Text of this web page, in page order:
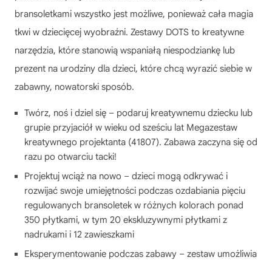
bransoletkami wszystko jest możliwe, ponieważ cała magia
tkwi w dziecięcej wyobraźni. Zestawy DOTS to kreatywne
narzędzia, które stanowią wspaniałą niespodziankę lub
prezent na urodziny dla dzieci, które chcą wyrazić siebie w
zabawny, nowatorski sposób.
Twórz, noś i dziel się – podaruj kreatywnemu dziecku lub
grupie przyjaciół w wieku od sześciu lat Megazestaw
kreatywnego projektanta (41807). Zabawa zaczyna się od
razu po otwarciu tacki!
Projektuj wciąż na nowo – dzieci mogą odkrywać i
rozwijać swoje umiejętności podczas ozdabiania pięciu
regulowanych bransoletek w różnych kolorach ponad
350 płytkami, w tym 20 ekskluzywnymi płytkami z
nadrukami i 12 zawieszkami
Eksperymentowanie podczas zabawy – zestaw umożliwia